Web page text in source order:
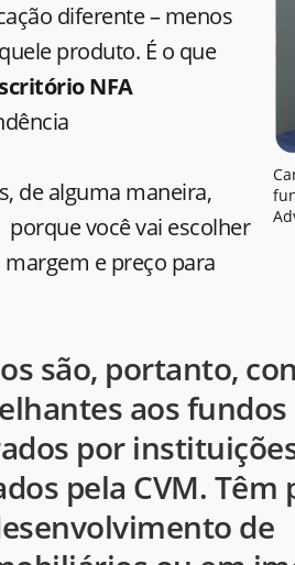
diferente – menos
produto. É o que
NFA
de alguma maneira,
você vai escolher
e preço para
são, portanto,
aos fundos
por
pela CVM.
de